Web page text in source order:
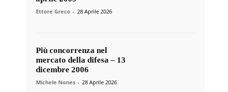
Ettore Greco - 28 Aprile 2026
Più concorrenza nel
mercato della difesa – 13
dicembre 2006
Michele Nones - 28 Aprile 2026